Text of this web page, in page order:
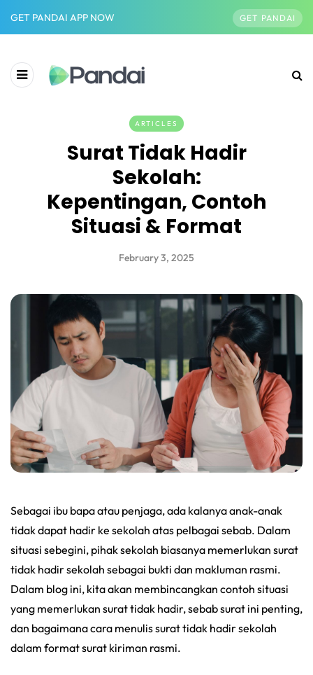
GET PANDAI APP NOW GET PANDAI
ARTICLES
Surat Tidak Hadir
Sekolah:
Kepentingan, Contoh
Situasi & Format
February 3, 2025
Sebagai ibu bapa atau penjaga, ada kalanya anak-anak
tidak dapat hadir ke sekolah atas pelbagai sebab. Dalam
situasi sebegini, pihak sekolah biasanya memerlukan surat
tidak hadir sekolah sebagai bukti dan makluman rasmi.
Dalam blog ini, kita akan membincangkan contoh situasi
yang memerlukan surat tidak hadir, sebab surat ini penting,
dan bagaimana cara menulis surat tidak hadir sekolah
dalam format surat kiriman rasmi.